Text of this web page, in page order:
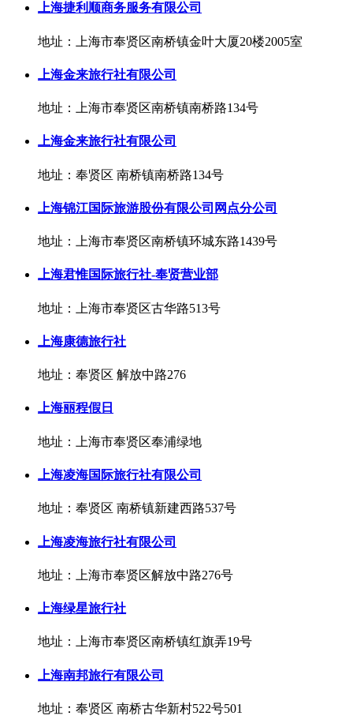
上海捷利顺商务服务有限公司
地址：上海市奉贤区南桥镇金叶大厦20楼2005室
上海金来旅行社有限公司
地址：上海市奉贤区南桥镇南桥路134号
上海金来旅行社有限公司
地址：奉贤区 南桥镇南桥路134号
上海锦江国际旅游股份有限公司网点分公司
地址：上海市奉贤区南桥镇环城东路1439号
上海君惟国际旅行社-奉贤营业部
地址：上海市奉贤区古华路513号
上海康德旅行社
地址：奉贤区 解放中路276
上海丽程假日
地址：上海市奉贤区奉浦绿地
上海凌海国际旅行社有限公司
地址：奉贤区 南桥镇新建西路537号
上海凌海旅行社有限公司
地址：上海市奉贤区解放中路276号
上海绿星旅行社
地址：上海市奉贤区南桥镇红旗弄19号
上海南邦旅行有限公司
地址：奉贤区 南桥古华新村522号501